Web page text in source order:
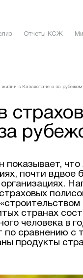
Отчеты КСЖ
жизни в Казахстане и за рубежом
показывает,
почти вдвое
странах
человека в
по сравнению
продукты